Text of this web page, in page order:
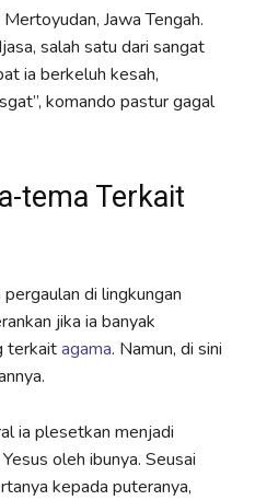
Jawa Tengah.
salah satu dari sangat
ia berkeluh kesah,
komando pastur gagal
tema Terkait
di lingkungan
jika ia banyak
terkaitagama. Namun, di sini
ia plesetkan menjadi
oleh ibunya. Seusai
kepada puteranya,